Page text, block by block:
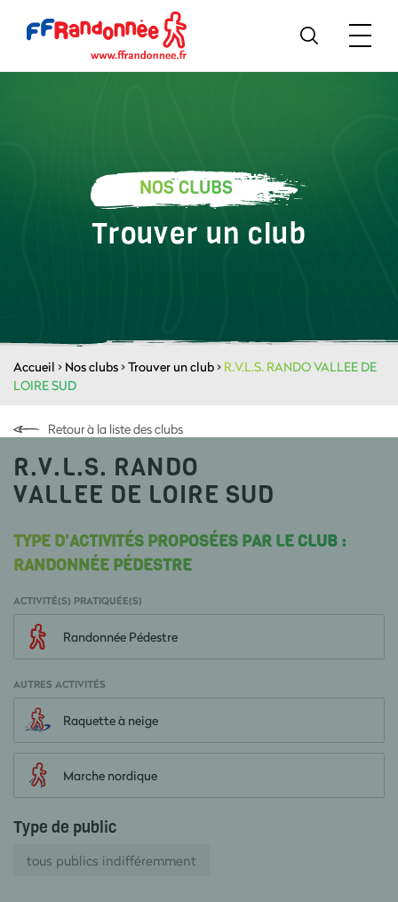
NOS CLUBS
Trouver un club
Accueil > Nos clubs>Trouver un club> R.V.L.S. RANDO VALLEE DE
LOIRE SUD
Retour à la liste des clubs
R.V.L.S. RANDO
VALLEE DE LOIRE SUD
TYPE D'ACTIVITÉS PROPOSÉES PAR LE CLUB :
RANDONNÉE PÉDESTRE
ACTIVITÉ(S) PRATIQUÉE(S)
Randonnée Pédestre
AUTRES ACTIVITÉS
Raquette à neige
Marche nordique
Type de public
tous publics indifféremment